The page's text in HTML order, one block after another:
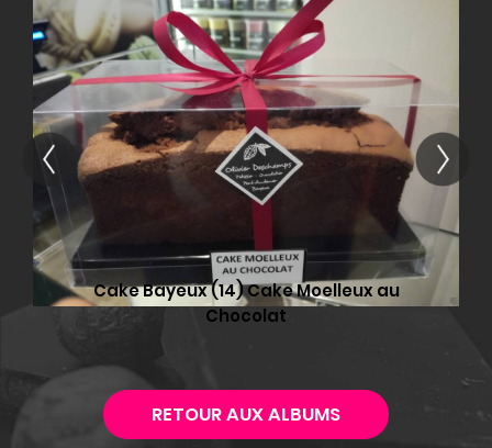
Cake Bayeux (14) Cake Moelleux au
Chocolat
RETOUR AUX ALBUMS